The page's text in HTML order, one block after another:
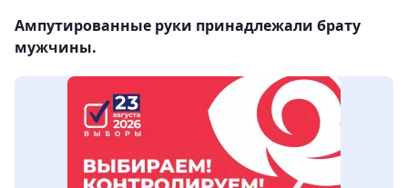
Ампутированные руки принадлежали брату
мужчины.